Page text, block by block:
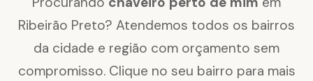
Ribeirão Preto? Atendemos todos os bairros
da cidade e região com orçamento sem
compromisso. Clique no seu bairro para mais